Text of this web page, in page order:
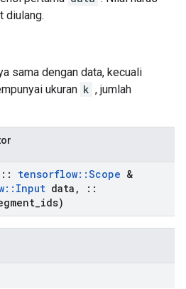
diulang.
sama dengan data, kecuali
ukuran k , jumlah
:: tensorflow::Scope &
:: Input data ,
::
ids)